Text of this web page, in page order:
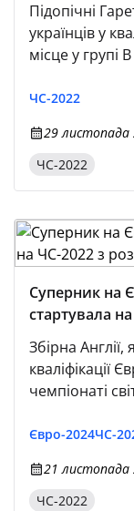
Підопічні
українців у
місце у групі
ЧС-2022
29 листопада
ЧС-2022
Суперник на
стартувала
Збірна
кваліфікації
чемпіонаті
Євро-2024ЧС-
21 листопада
ЧС-2022